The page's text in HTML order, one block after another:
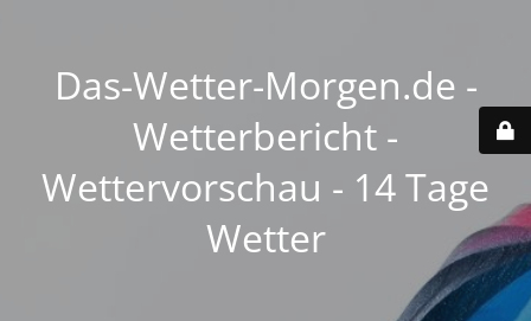
Das-Wetter-Morgen.de -
Wetterbericht -
Wettervorschau - 14 Tage
Wetter